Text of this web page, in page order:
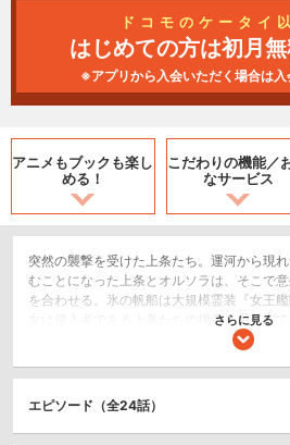
ドコモのケータイ
はじめての方は初月
※アプリから入会いただく場合は
アニメもブックも楽し
める！
こだわりの機能／
なサービス
突然の襲撃を受けた上条たち。運河から現
むことになった上条とオルソラは、そこで
を合わせる。氷の帆船は大規模霊装『女王
女は侵入者である上条たちの捜索を手伝っ
人として『法の書』事件の責任をとらされ
言うことを聞けと取引を持ちかけるアニェ
ニェーゼ奪還を企てるも捕まってしまった
だった。部下を助けてほしいと懇願するア
にか二人の救出に成功する上条たち。
さらに見る
エピソード（全24話）